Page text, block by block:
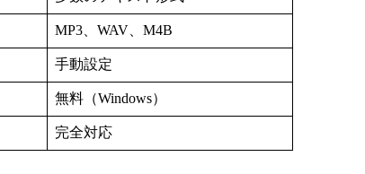
MP3、WAV、M4B
手動設定
無料（Windows）
完全対応